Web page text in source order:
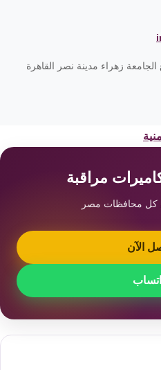
زهراء مدينة نصر القاهرة
مراقبة
كل محافظات مصر
الآن